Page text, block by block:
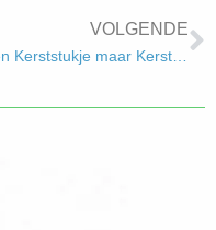
VOLGENDE
Geen Kerststukje maar Kerstgebakje!